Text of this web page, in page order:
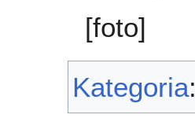
[foto]
Kategoria: